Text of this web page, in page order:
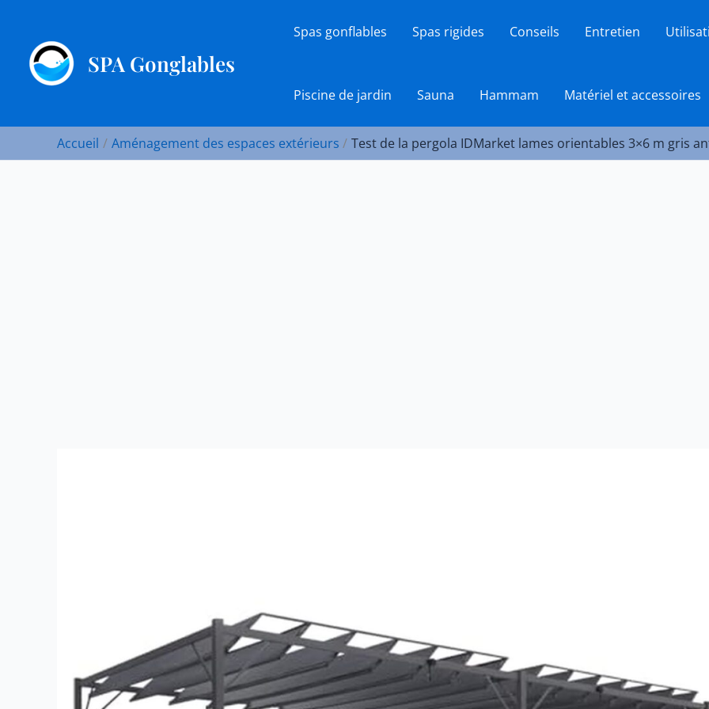
contenu
SPA Gonglables
Spas gonflables Spas rigides Conseils Entretien
Piscine de jardin Sauna Hammam Matériel et accessoires
Accueil Aménagement des espaces extérieurs Test de la pergola IDMarket lames orientables 3×6 m gris